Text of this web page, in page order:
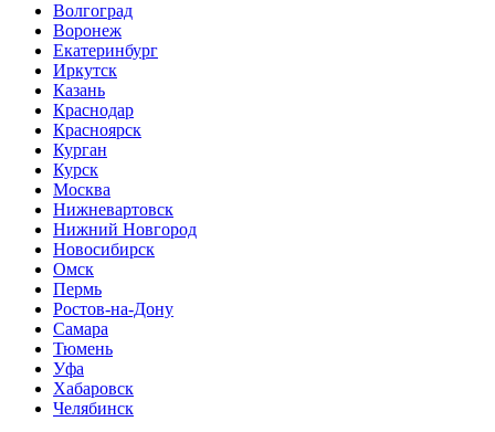
Волгоград
Воронеж
Екатеринбург
Иркутск
Казань
Краснодар
Красноярск
Курган
Курск
Москва
Нижневартовск
Нижний Новгород
Новосибирск
Омск
Пермь
Ростов-на-Дону
Самара
Тюмень
Уфа
Хабаровск
Челябинск